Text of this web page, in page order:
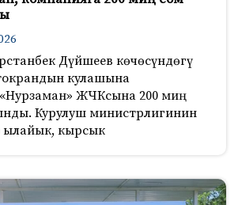
Дүйшеев көчөсүндөгү
кулашына
ЖЧКсына 200 миң
Курулуш министрлигинин
кырсык